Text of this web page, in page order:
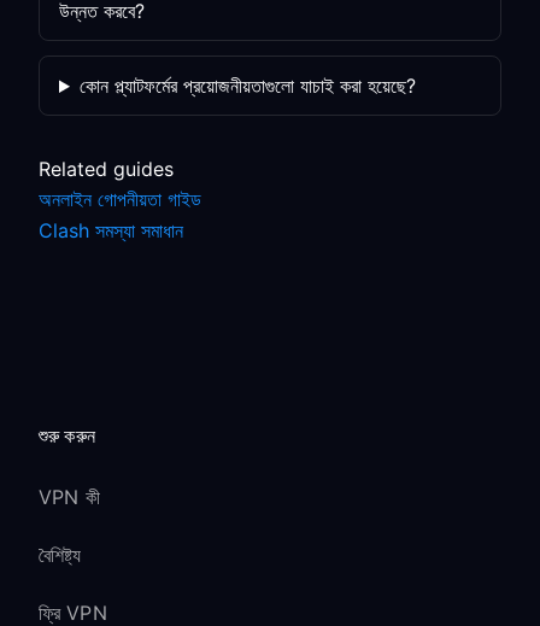
উন্নত করবে?
কোন প্ল্যাটফর্মের প্রয়োজনীয়তাগুলো যাচাই করা হয়েছে?
Related guides
অনলাইন গোপনীয়তা গাইড
Clash সমস্যা সমাধান
শুরু করুন
VPN কী
বৈশিষ্ট্য
ফ্রি VPN